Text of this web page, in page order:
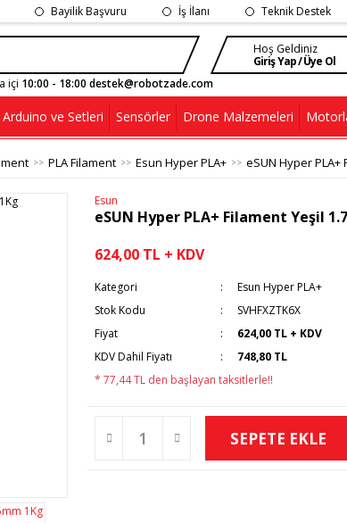
Bayilik Başvuru İş İlanı Teknik Destek
Hoş Geldiniz
Giriş Yap / Üye Ol
içi 10:00 - 18:00 destek@robotzade.com
Arduino ve Setleri Sensörler Drone Malzemeleri
PLA Filament Esun Hyper PLA+ eSUN Hyper PLA+
Esun
eSUN Hyper PLA+ Filament Yeşil
624,00 TL + KDV
Kategori
Esun Hyper PLA+
Stok Kodu
SVHFXZTK6X
Fiyat
624,00 TL + KDV
KDV Dahil Fiyatı
748,80 TL
* 77,44 TL den başlayan taksitlerle!!
SEPETE EKLE